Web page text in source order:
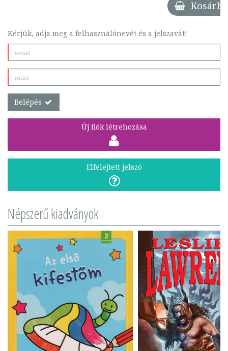
Kosárba
Kérjük, adja meg a felhasználónevét és a jelszavát!
Belépés
Új fiók létrehozása
Elfelejtett jelszó
Népszerű kiadványok